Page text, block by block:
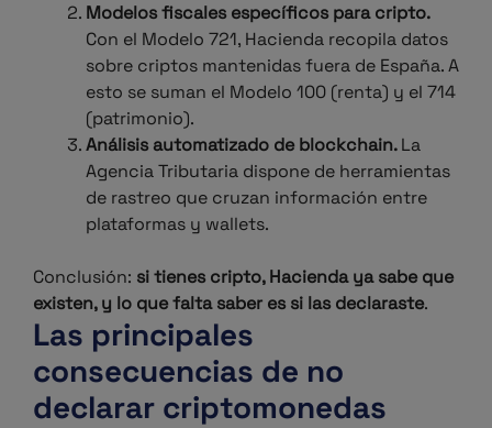
Modelos fiscales específicos para cripto.
Con el Modelo 721, Hacienda recopila datos
sobre criptos mantenidas fuera de España. A
esto se suman el Modelo 100 (renta) y el 714
(patrimonio).
Análisis automatizado de blockchain.La
Agencia Tributaria dispone de herramientas
de rastreo que cruzan información entre
plataformas y wallets.
Conclusión: si tienes cripto, Hacienda ya sabe que
existen, y lo que falta saber es si las declaraste.
Las principales
consecuencias de no
declarar criptomonedas